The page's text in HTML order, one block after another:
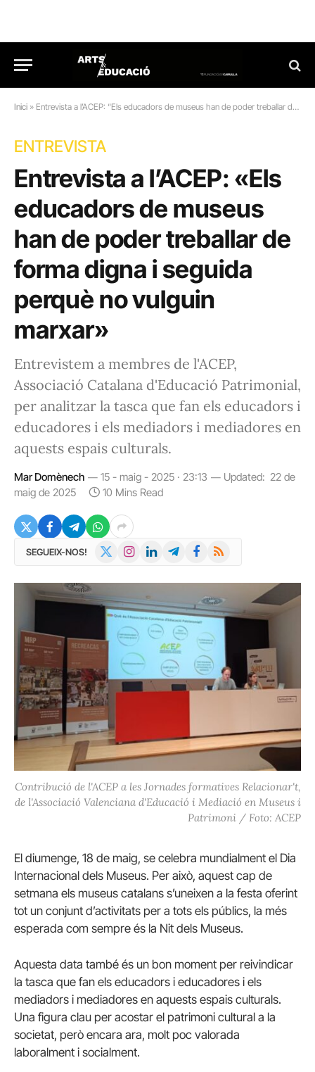
Inici » Entrevista a l’ACEP: “Els educadors de museus han de poder treballar de forma digna i seguida perquè no vulguin marxar”
ENTREVISTA
Entrevista a l’ACEP: «Els
educadors de museus
han de poder treballar de
forma digna i seguida
perquè no vulguin
marxar»
Entrevistem a membres de l'ACEP,
Associació Catalana d'Educació Patrimonial,
per analitzar la tasca que fan els educadors i
educadores i els mediadors i mediadores en
aquests espais culturals.
Mar Domènech 15 - maig - 2025 · 23:13 Updated: 22 de
maig de 2025
10 Mins Read
SEGUEIX-NOS! InstagramLinkedInTelegramFacebook
RSS
Contribució de l'ACEP a les Jornades formatives Relacionar't,
de l'Associació Valenciana d'Educació i Mediació en Museus i
Patrimoni / Foto: ACEP
El diumenge, 18 de maig, se celebra mundialment el Dia
Internacional dels Museus. Per això, aquest cap de
setmana els museus catalans s’uneixen a la festa oferint
tot un conjunt d’activitats per a tots els públics, la més
esperada com sempre és la Nit dels Museus.
Aquesta data també és un bon moment per reivindicar
la tasca que fan els educadors i educadores i els
mediadors i mediadores en aquests espais culturals.
Una figura clau per acostar el patrimoni cultural a la
societat, però encara ara, molt poc valorada
laboralment i socialment.